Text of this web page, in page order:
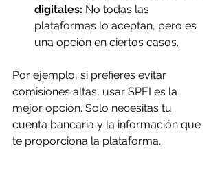
digitales: No todas las
plataformas lo aceptan, pero es
una opción en ciertos casos.
Por ejemplo, si prefieres evitar
comisiones altas, usar SPEI es la
mejor opción. Solo necesitas tu
cuenta bancaria y la información que
te proporciona la plataforma.